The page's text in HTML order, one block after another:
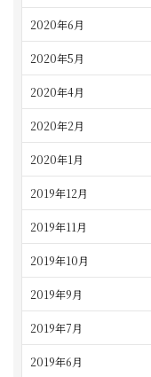
2020年6月
2020年5月
2020年4月
2020年2月
2020年1月
2019年12月
2019年11月
2019年10月
2019年9月
2019年7月
2019年6月